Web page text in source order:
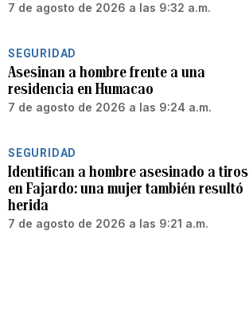
7 de agosto de 2026 a las 9:32 a.m.
SEGURIDAD
Asesinan a hombre frente a una
residencia en Humacao
7 de agosto de 2026 a las 9:24 a.m.
SEGURIDAD
Identifican a hombre asesinado a tiros
en Fajardo: una mujer también resultó
herida
7 de agosto de 2026 a las 9:21 a.m.